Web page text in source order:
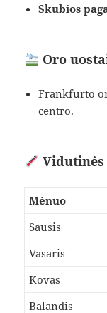
Skubios
Oro
Frankfurto
centro.
Mėnuo
Sausis
Vasaris
Kovas
Balandis